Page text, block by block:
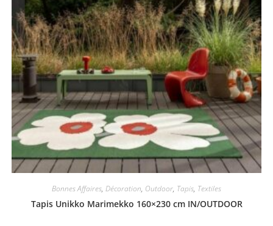
Bonnes Affaires, Décoration, Outdoor, Tapis, Textiles
Tapis Unikko Marimekko 160×230 cm IN/OUTDOOR